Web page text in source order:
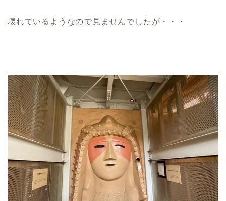
壊れているようなので見ませんでしたが・・・